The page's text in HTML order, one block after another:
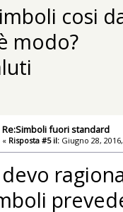
cosi
modo?
Re:Simboli fuori standard
« Risposta #5 il: Giugno 28,
devo